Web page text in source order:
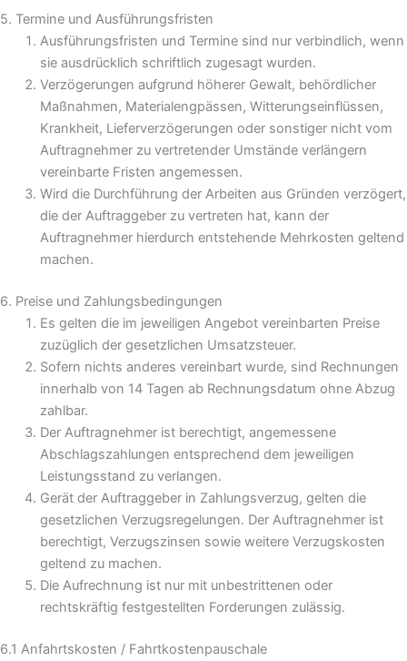
5. Termine und Ausführungsfristen
Ausführungsfristen und Termine sind nur verbindlich, wenn
sie ausdrücklich schriftlich zugesagt wurden.
Verzögerungen aufgrund höherer Gewalt, behördlicher
Maßnahmen, Materialengpässen, Witterungseinflüssen,
Krankheit, Lieferverzögerungen oder sonstiger nicht vom
Auftragnehmer zu vertretender Umstände verlängern
vereinbarte Fristen angemessen.
Wird die Durchführung der Arbeiten aus Gründen verzögert,
die der Auftraggeber zu vertreten hat, kann der
Auftragnehmer hierdurch entstehende Mehrkosten geltend
machen.
6. Preise und Zahlungsbedingungen
Es gelten die im jeweiligen Angebot vereinbarten Preise
zuzüglich der gesetzlichen Umsatzsteuer.
Sofern nichts anderes vereinbart wurde, sind Rechnungen
innerhalb von 14 Tagen ab Rechnungsdatum ohne Abzug
zahlbar.
Der Auftragnehmer ist berechtigt, angemessene
Abschlagszahlungen entsprechend dem jeweiligen
Leistungsstand zu verlangen.
Gerät der Auftraggeber in Zahlungsverzug, gelten die
gesetzlichen Verzugsregelungen. Der Auftragnehmer ist
berechtigt, Verzugszinsen sowie weitere Verzugskosten
geltend zu machen.
Die Aufrechnung ist nur mit unbestrittenen oder
rechtskräftig festgestellten Forderungen zulässig.
6.1 Anfahrtskosten / Fahrtkostenpauschale